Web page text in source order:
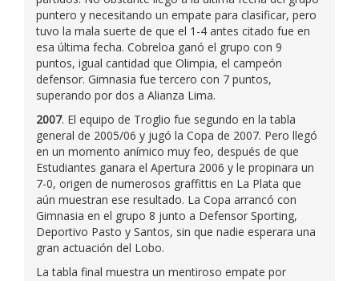
puntero y necesitando un empate para clasificar, pero
tuvo la mala suerte de que el 1-4 antes citado fue en
esa última fecha. Cobreloa ganó el grupo con 9
puntos, igual cantidad que Olimpia, el campeón
defensor. Gimnasia fue tercero con 7 puntos,
superando por dos a Alianza Lima.
2007. El equipo de Troglio fue segundo en la tabla
general de 2005/06 y jugó la Copa de 2007. Pero llegó
en un momento anímico muy feo, después de que
Estudiantes ganara el Apertura 2006 y le propinara un
7-0, origen de numerosos graffittis en La Plata que
aún muestran ese resultado. La Copa arrancó con
Gimnasia en el grupo 8 junto a Defensor Sporting,
Deportivo Pasto y Santos, sin que nadie esperara una
gran actuación del Lobo.
La tabla final muestra un mentiroso empate por